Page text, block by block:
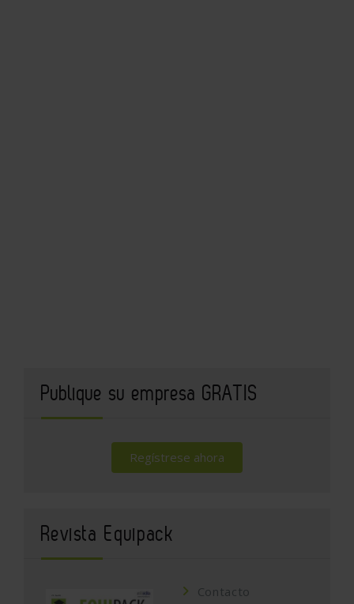
Publique su empresa GRATIS
Regístrese ahora
Revista Equipack
Contacto